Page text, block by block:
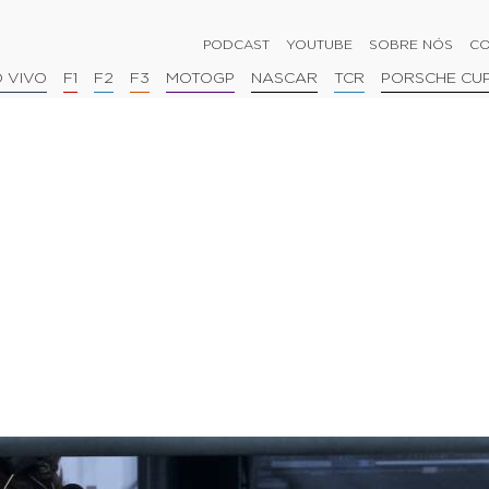
PODCAST YOUTUBE SOBRE NÓS
VIVO F1 F2 F3 MOTOGP NASCAR TCR PORSCHE